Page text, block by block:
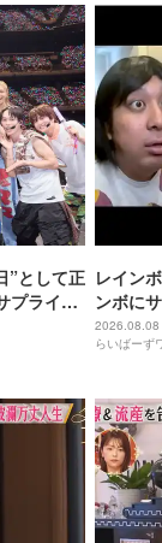
”として正
プライズ
レイン
ンボに
2026.08.08
らいばーず